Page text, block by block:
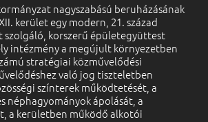
nagyszabású beruházásának
kerület egy modern, 21. század
szolgáló, korszerű épületegyüttest
intézmény a megújult környezetben
stratégiai közművelődési
való jog tiszteletben
színterek működtetését, a
néphagyományok ápolását, a
a kerületben működő alkotói